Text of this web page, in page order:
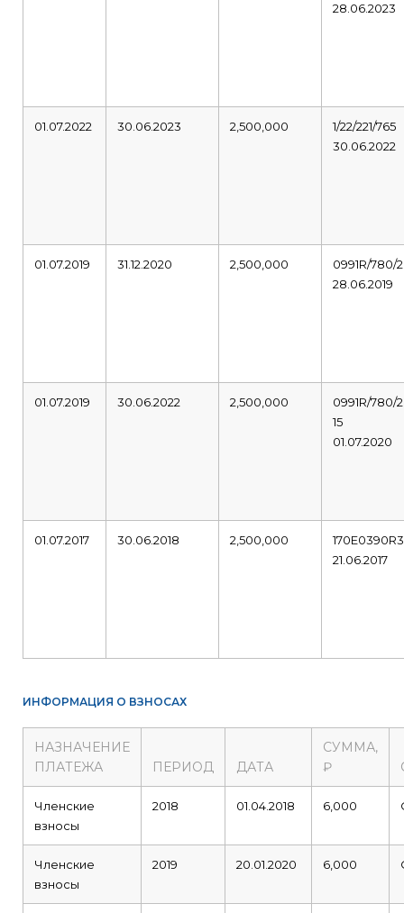
28.06.2023
01.07.2022 30.06.2023 2,500,000
1/22/221/765
30.06.2022
01.07.2019 31.12.2020 2,500,000
0991R/780/
28.06.2019
01.07.2019 30.06.2022 2,500,000
0991R/780/
15
01.07.2020
01.07.2017 30.06.2018 2,500,000
21.06.2017
ИНФОРМАЦИЯ О ВЗНОСАХ
НАЗНАЧЕНИЕ
ПЛАТЕЖА
ПЕРИОД ДАТА
СУММА,
₽
Членские
взносы
2018 01.04.2018 6,000
Членские
взносы
2019 20.01.2020 6,000